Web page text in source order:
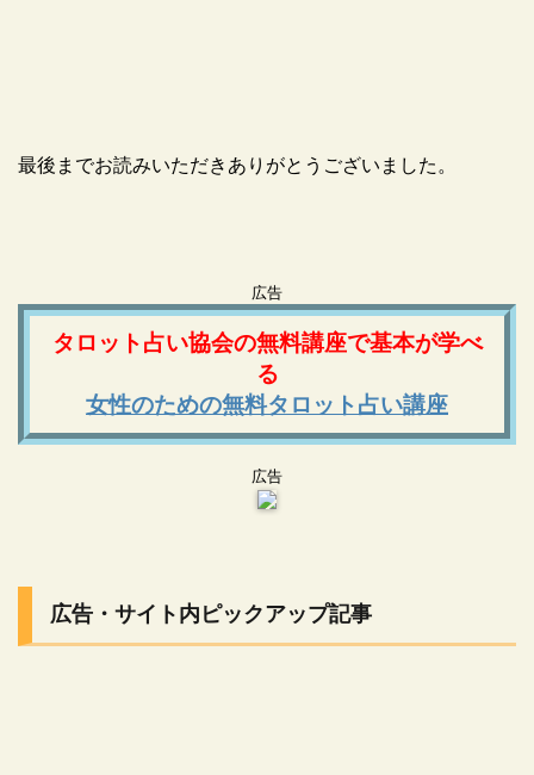
最後までお読みいただきありがとうございました。
広告
タロット占い協会の無料講座で基本が学べ
る
女性のための無料タロット占い講座
広告
広告・サイト内ピックアップ記事